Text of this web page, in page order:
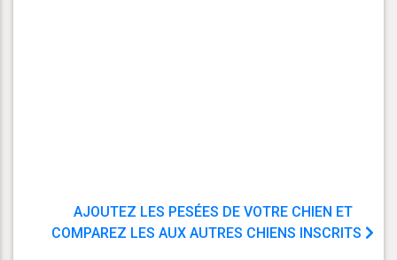
AJOUTEZ LES PESÉES DE VOTRE CHIEN ET
COMPAREZ LES AUX AUTRES CHIENS INSCRITS